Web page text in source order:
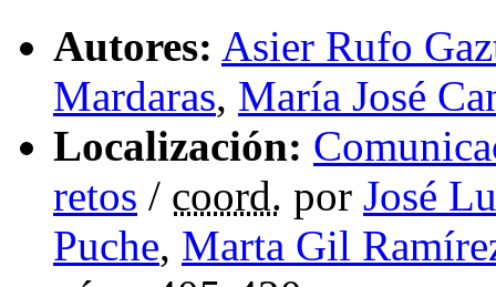
Autores: Asier Rufo
Mardaras, María José
Localización:
retos / coord. por José
Puche, Marta Gil